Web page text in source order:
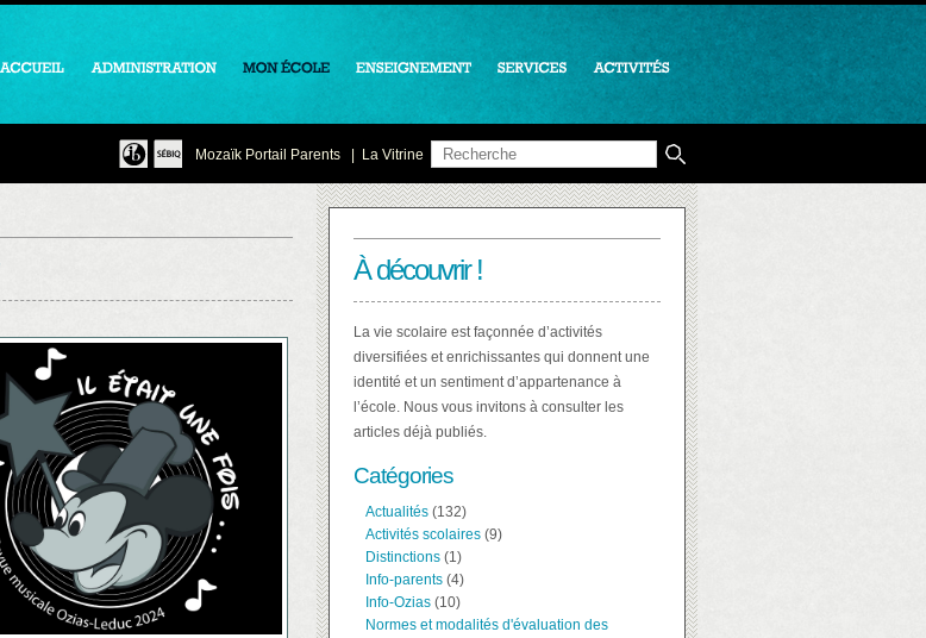
Mozaïk Portail Parents La Vitrine
À découvrir !
La vie scolaire est façonnée d’activités
diversifiées et enrichissantes qui donnent une
identité et un sentiment d’appartenance à
l’école. Nous vous invitons à consulter les
articles déjà publiés.
Catégories
Actualités (132)
Activités scolaires (9)
Distinctions (1)
Info-parents (4)
Info-Ozias (10)
Normes et modalités d'évaluation des